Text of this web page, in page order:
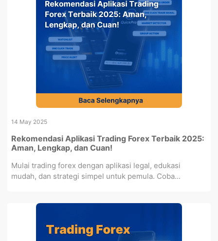
14 May 2025
Rekomendasi Aplikasi Trading Forex Terbaik 2025:
Aman, Lengkap, dan Cuan!
Mulai trading forex dengan aplikasi legal, edukasi
mudah, dan strategi simpel untuk pemula. Coba...